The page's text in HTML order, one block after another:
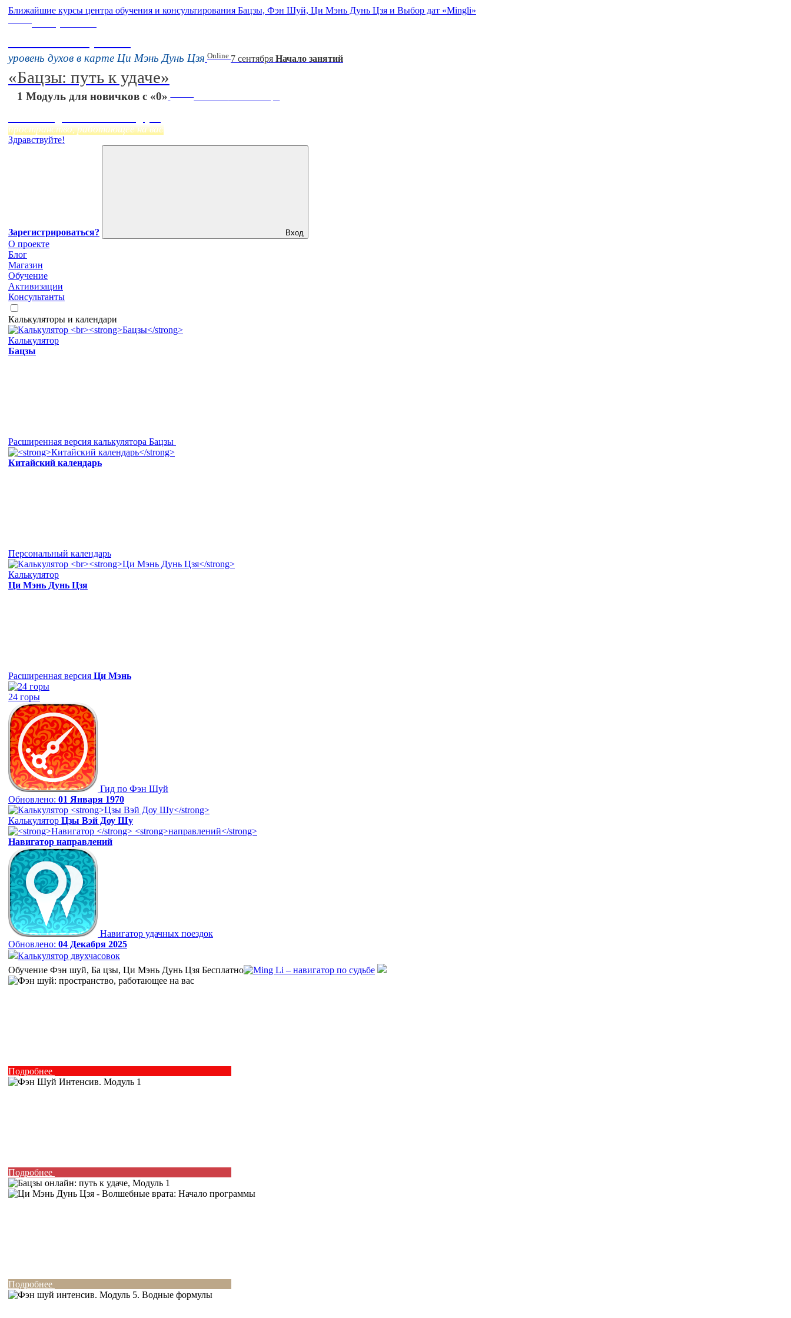
Ближайшие курсы центра обучения и консультирования Бацзы, Фэн Шуй, Ци Мэнь Дунь Цзя и Выбор дат «Mingli»
уровень духов в карте Ци Мэнь Дунь Цзя Online 7 сентября Начало занятий
«Бацзы: путь к удаче»
1 Модуль для новичков с «0» Начало:
пространство, работающее на вас
Здравствуйте!
Зарегистрироваться? Вход
О проекте
Блог
Магазин
Обучение
Активизации
Консультанты
Калькуляторы и календари
Калькулятор
Бацзы
Расширенная версия калькулятора Бацзы
Китайский календарь
Персональный календарь
Калькулятор
Ци Мэнь Дунь Цзя
Расширенная версия Ци Мэнь
24 горы
Гид по Фэн Шуй
Обновлено: 01 Января 1970
Калькулятор Цзы Вэй Доу Шу
Навигатор направлений
Навигатор удачных поездок
Обновлено: 04 Декабря 2025
Калькулятор двухчасовок
Обучение Фэн шуй, Ба цзы, Ци Мэнь Дунь Цзя Бесплатно
Подробнее
Подробнее
Подробнее